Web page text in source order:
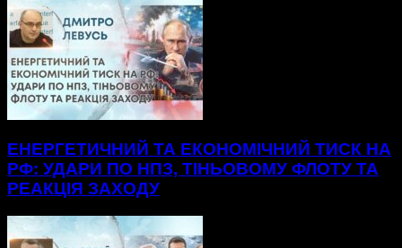
ЕНЕРГЕТИЧНИЙ ТА ЕКОНОМІЧНИЙ ТИСК НА
РФ: УДАРИ ПО НПЗ, ТІНЬОВОМУ ФЛОТУ ТА
РЕАКЦІЯ ЗАХОДУ